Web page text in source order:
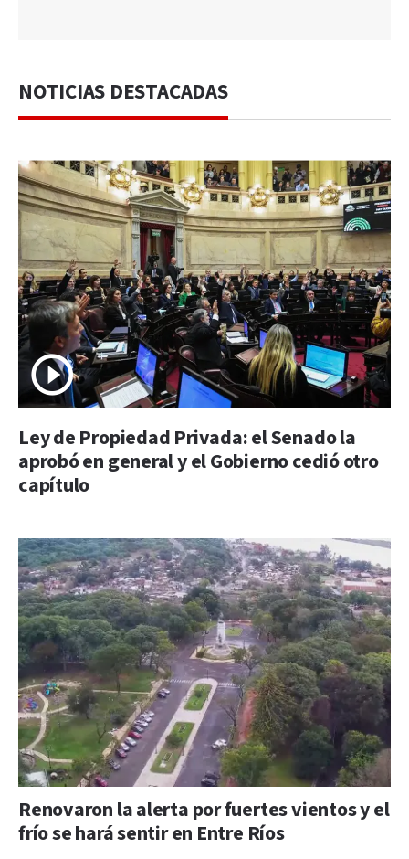
NOTICIAS DESTACADAS
Ley de Propiedad Privada: el Senado la
aprobó en general y el Gobierno cedió otro
capítulo
Renovaron la alerta por fuertes vientos y el
frío se hará sentir en Entre Ríos